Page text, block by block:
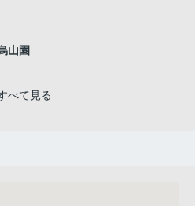
山園
べて見る